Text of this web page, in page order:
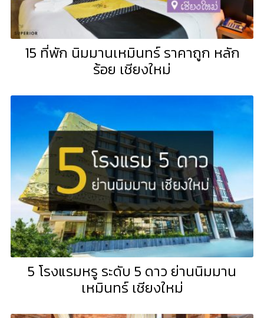
15 ที่พัก นิมมานเหมินทร์ ราคาถูก หลัก
ร้อย เชียงใหม่
5 โรงแรมหรู ระดับ 5 ดาว ย่านนิมมาน
เหมินทร์ เชียงใหม่